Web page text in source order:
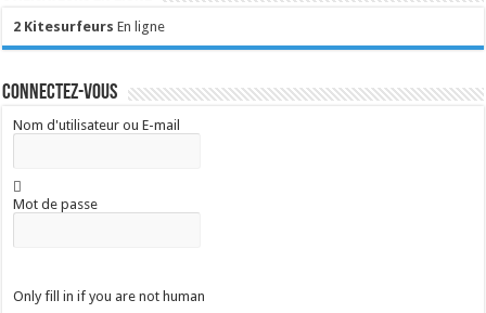
2 Kitesurfeurs En ligne
Connectez-vous
Nom d'utilisateur ou E-mail
Mot de passe
Only fill in if you are not human